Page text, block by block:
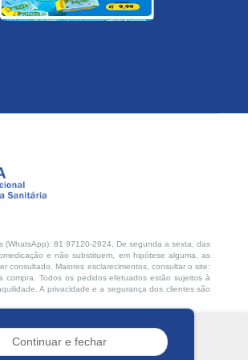
Continuar e fechar
(WhatsApp): 81 97120-2924, De segunda a sexta, das
e não substituem, em hipótese alguma, as
consultado. Maiores esclarecimentos, consultar o site:
compra. Todos os pedidos efetuados estão sujeitos à
A privacidade e a segurança dos clientes são